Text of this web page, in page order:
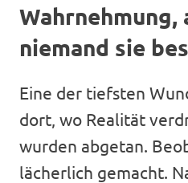
Wahrnehmung,
niemand sie
Eine der tiefsten
dort, wo Realität
wurden abgetan.
lächerlich gemacht.